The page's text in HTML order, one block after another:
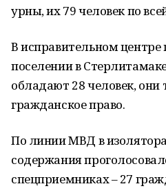
урны, их 79 человек по
В исправительном центре
поселении в
обладают 28 человек, они
гражданское право.
По линии МВД в
содержания
спецприемниках – 27